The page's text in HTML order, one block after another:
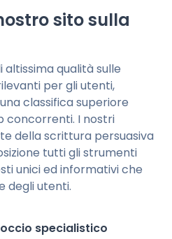
sito sulla
altissima qualità sulle
per gli utenti,
classifica superiore
concorrenti. I nostri
della scrittura persuasiva
tutti gli strumenti
unici ed informativi che
degli utenti.
specialistico